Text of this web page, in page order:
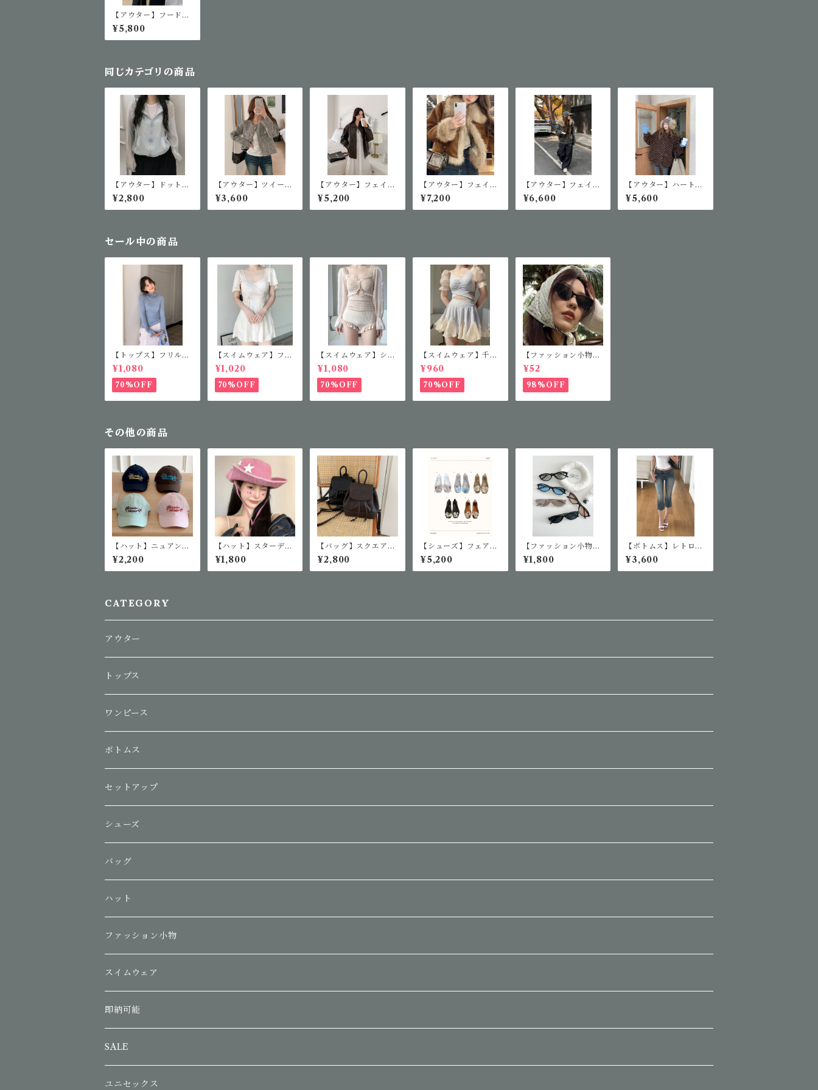
【アウター】フード付
きダブルジップアウタ
ー
¥5,800
同じカテゴリの商品
【アウター】ドット柄
フードライトジャケッ
ト
¥2,800
【アウター】ツイード
ジャケット
¥3,600
【アウター】フェイク
レザージャケット
¥5,200
【アウター】フェイク
ムートンジャケット
¥7,200
【アウター】フェイク
ラビットファージャケ
ット
¥6,600
【アウター】ハート柄
フリースジップアウタ
ー
¥5,600
セール中の商品
【トップス】フリルカ
ラーニット
¥1,080
70%OFF
【スイムウェア】フレ
アミニワンピース
¥1,020
70%OFF
【スイムウェア】シア
ースリーブフリルワン
ピース
¥1,080
70%OFF
【スイムウェア】千鳥
柄セパレート水着
¥960
70%OFF
【ファッション小物】
ファッションサングラ
ス
¥52
98%OFF
その他の商品
【ハット】ニュアンス
カラーベースボールキ
ャップ
¥2,200
【ハット】スターデニ
ムハット
¥1,800
【バッグ】スクエアリ
ュック
¥2,800
【シューズ】フェアリ
ージェリーシューズ
¥5,200
【ファッション小物】
SLEEK MOODサン
グラス
¥1,800
【ボトムス】レトロウ
ォッシュデニムカプリ
パンツ
¥3,600
CATEGORY
アウター
トップス
ワンピース
ボトムス
セットアップ
シューズ
バッグ
ハット
ファッション小物
スイムウェア
即納可能
SALE
ユニセックス